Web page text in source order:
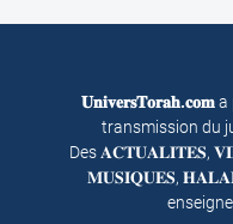
𝐔𝐧𝐢𝐯𝐞𝐫𝐬𝐓𝐨𝐫𝐚𝐡.𝐜𝐨𝐦a
transmission du
Des 𝐀𝐂𝐓𝐔𝐀𝐋𝐈𝐓𝐄𝐒,
𝐌𝐔𝐒𝐈𝐐𝐔𝐄𝐒,